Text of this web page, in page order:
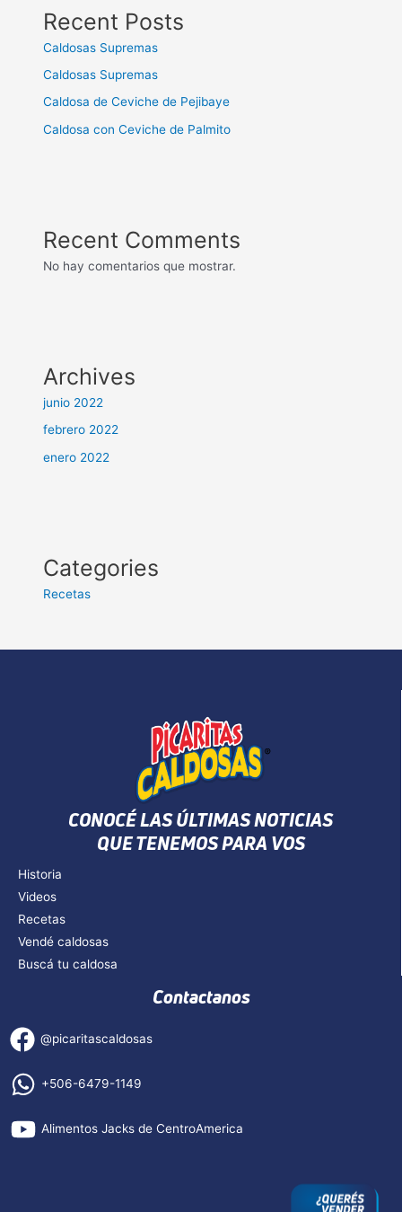
Recent Posts
Caldosas Supremas
Caldosas Supremas
Caldosa de Ceviche de Pejibaye
Caldosa con Ceviche de Palmito
Recent Comments
No hay comentarios que mostrar.
Archives
junio 2022
febrero 2022
enero 2022
Categories
Recetas
CONOCÉ LAS ÚLTIMAS NOTICIAS
QUE TENEMOS PARA VOS
Historia
Videos
Recetas
Vendé caldosas
Buscá tu caldosa
Contactanos
@picaritascaldosas
+506-6479-1149
Alimentos Jacks de CentroAmerica